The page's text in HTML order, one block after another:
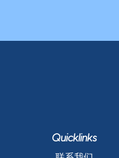
Quicklinks